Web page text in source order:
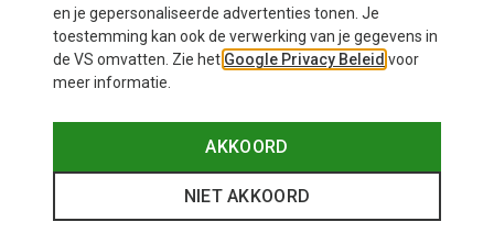
en je gepersonaliseerde advertenties tonen. Je
toestemming kan ook de verwerking van je gegevens in
de VS omvatten. Zie het Google Privacy Beleid voor
meer informatie.
AKKOORD
NIET AKKOORD